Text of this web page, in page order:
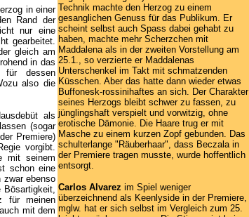
in einer
Rand der
nur eine
gearbeitet.
gleich am
in das
dessen
also die
als
(sogar
Premiere)
vorgibt.
mit seinem
schon eine
zwar ebenso
Bösartigkeit,
für meinen
mit dem
Technik machte den Herzog zu einem
gesanglichen Genuss für das Publikum. Er
scheint selbst auch Spass dabei gehabt zu
haben, machte mehr Scherzchen mit
Maddalena als in der zweiten Vorstellung am
25.1., so verzierte er Maddalenas
Unterschenkel im Takt mit schmatzenden
Küsschen. Aber das hatte dann wieder etwas
Buffonesk-rossinihaftes an sich. Der Charakter
seines Herzogs bleibt schwer zu fassen, zu
jünglingshaft verspielt und vorwitzig, ohne
erotische Dämonie. Die Haare trug er mit
Masche zu einem kurzen Zopf gebunden. Das
schulterlange "Räuberhaar", dass Beczala in
der Premiere tragen musste, wurde hoffentlich
entsorgt.
Carlos Alvarez im Spiel weniger
überzeichnend als Keenlyside in der Premiere,
mglw. hat er sich selbst im Vergleich zum 25.